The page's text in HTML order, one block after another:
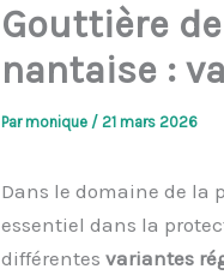
Gouttière
nantaise :
Parmonique / 21 mars 2026
Dans le domaine de la
essentiel dans la
différentes variantes